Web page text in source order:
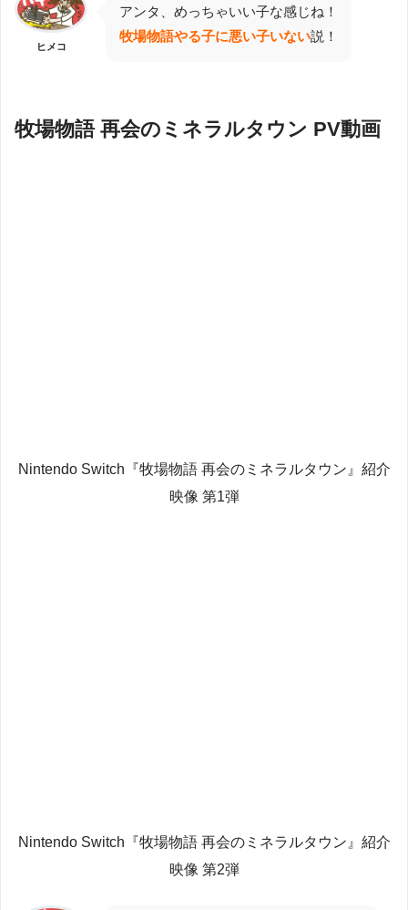
ヒメコ
アンタ、めっちゃいい子な感じね！
牧場物語やる子に悪い子いない説！
牧場物語 再会のミネラルタウン PV動画
Nintendo Switch『牧場物語 再会のミネラルタウン』紹介
映像 第1弾
Nintendo Switch『牧場物語 再会のミネラルタウン』紹介
映像 第2弾